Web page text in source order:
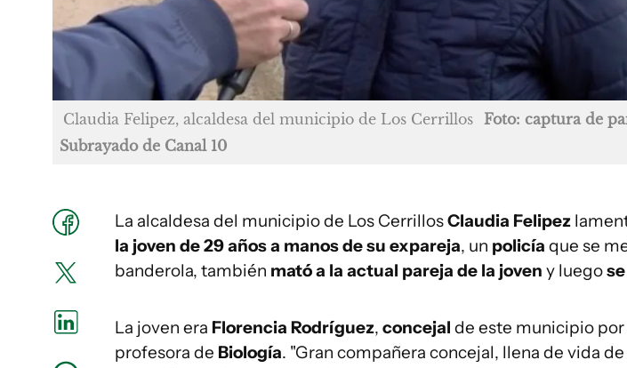
Claudia Felipez, alcaldesa del municipio de Los Cerrillos Foto: captura de
Subrayado de Canal 10
La alcaldesa del municipio de Los CerrillosClaudia Felipez
la joven de 29 añosa manos de su expareja, un policía que se
banderola, también mató a la actual pareja de la joven y luego
La joven era Florencia Rodríguez, concejal de este municipio por
profesora de Biología. "Gran compañera concejal, llena de vida